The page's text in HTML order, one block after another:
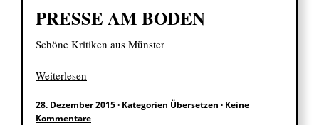
nach:
PRESSE AM BODEN
Schöne Kritiken aus Münster
Weiterlesen
28. Dezember 2015· Kategorien Übersetzen · Keine
Kommentare